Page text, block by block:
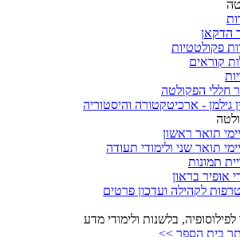
הדקאן
פקולטטיות
קוראים
חללי הפקולטה
גילמן - ארכיטקטורה והיסטוריה
תואר ראשון
תואר שני ולימודי תעודה
תמונות
אופיר בראון
לקהילה ועדכון פרטים
בלשנות ולימודי מדע
בית הספר >>